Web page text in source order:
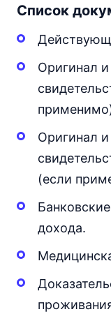
Список
Оригинал и
Оригинал и
(если
дохода.